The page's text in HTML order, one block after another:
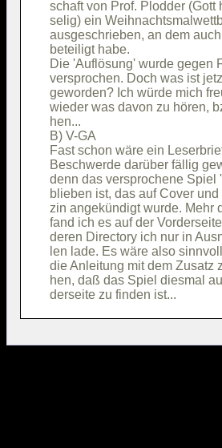
schaft von Prof. Plodder (Gott
selig) ein
ausgeschrieben, an dem
beteiligt habe.
Die 'Auflösung' wurde gegen
versprochen. Doch was ist
geworden? Ich würde mich
wieder was davon zu hören,
hen...
B) V-GA
Fast schon wäre ein
Beschwerde darüber fällig
denn das versprochene Spiel
blieben ist, das auf Cover und
zin angekündigt wurde. Mehr
fand ich es auf der
deren Directory ich nur in
len lade. Es wäre also
die Anleitung mit dem Zusatz
hen, daß das Spiel diesmal